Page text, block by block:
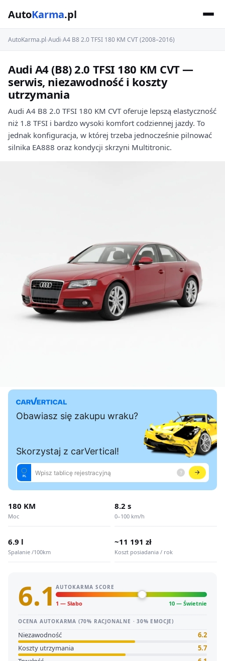
AutoKarma.pl
AutoKarma.pl›Audi›A4 B8 2.0 TFSI 180 KM CVT (2008–2016)
Audi A4 (B8) 2.0 TFSI 180 KM CVT —
serwis, niezawodność i koszty
utrzymania
Audi A4 B8 2.0 TFSI 180 KM CVT oferuje lepszą elastyczność
niż 1.8 TFSI i bardzo wysoki komfort codziennej jazdy. To
jednak konfiguracja, w której trzeba jednocześnie pilnować
silnika EA888 oraz kondycji skrzyni Multitronic.
180 KM
Moc
8.2 s
0–100 km/h
6.9 l
Spalanie /100km
~11 191 zł
Koszt posiadania / rok
6.1 AUTOKARMA SCORE
1 — Słabo 10 — Świetnie
OCENA AUTOKARMA (70% RACJONALNE · 30% EMOCJE)
Niezawodność
6.2
Koszty utrzymania
5.7